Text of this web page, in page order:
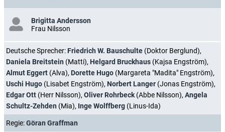
Brigitta Andersson
Frau Nilsson
Deutsche Sprecher: Friedrich W. Bauschulte (Doktor Berglund),
Daniela Breitstein (Matti), Helgard Bruckhaus (Kajsa Engström),
Almut Eggert (Alva), Dorette Hugo (Margareta "Madita" Engström),
Uschi Hugo (Lisabet Engström), Norbert Langer (Jonas Engström),
Edgar Ott (Herr Nilsson), Oliver Rohrbeck (Abbe Nilsson), Angela
Schultz-Zehden (Mia), Inge Wolffberg (Linus-Ida)
Regie:Göran Graffman